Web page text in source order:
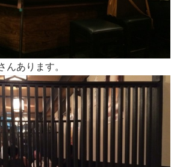
んあります。